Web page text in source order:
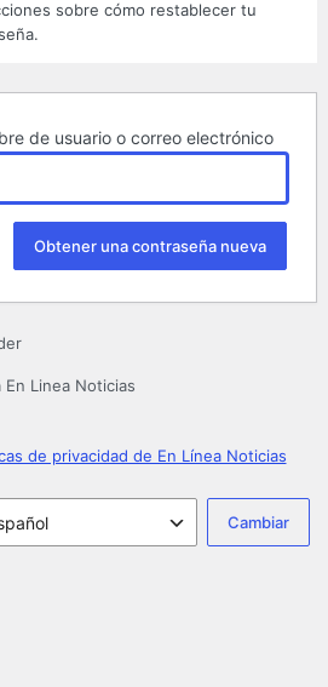
sobre cómo restablecer tu
de usuario o correo electrónico
Linea Noticias
de privacidad de En Línea Noticias